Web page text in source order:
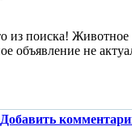
Добавить